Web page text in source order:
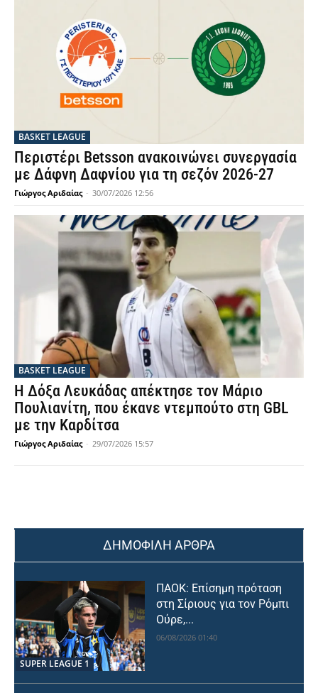
BASKET LEAGUE
Περιστέρι Betsson ανακοινώνει συνεργασία
με Δάφνη Δαφνίου για τη σεζόν 2026-27
Γιώργος Αριδαίας - 30/07/2026 12:56
BASKET LEAGUE
Η Δόξα Λευκάδας απέκτησε τον Μάριο
Πουλιανίτη, που έκανε ντεμπούτο στη GBL
με την Καρδίτσα
Γιώργος Αριδαίας - 29/07/2026 15:57
ΔΗΜΟΦΙΛΗ ΑΡΘΡΑ
SUPER LEAGUE 1
ΠΑΟΚ: Επίσημη πρόταση
στη Σίριους για τον Ρόμπι
Ούρε,...
06/08/2026 01:40